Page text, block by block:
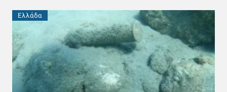
Ελλάδα